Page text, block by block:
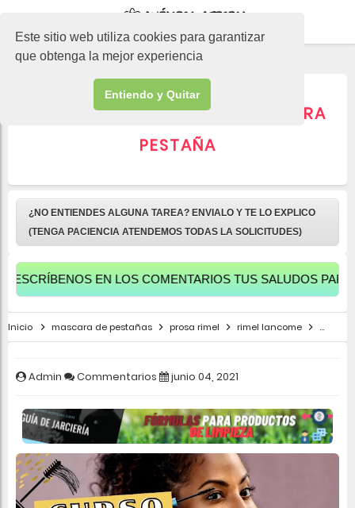
Este sitio web utiliza cookies para garantizar
que obtenga la mejor experiencia
Entiendo y Quitar
▷ Así se elabora el RÍMEL PARA
PESTAÑA
¿NO ENTIENDES ALGUNA TAREA? ENVIALO Y TE LO EXPLICO
(TENGA PACIENCIA ATENDEMOS TODAS LA SOLICITUDES)
EN LOS COMENTARIOS TUS SALUDOS PARA
Inicio mascara de pestañas prosa rimel rimel lancome rimel
Admin Commentarios junio 04, 2021